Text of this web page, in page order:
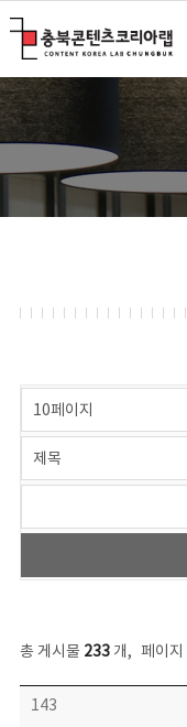
총 게시물 233개, 페이지
보도자료 목록 - 번호, 제목, 작성자, 파일, 조회수, 작성일 정보 제공
143